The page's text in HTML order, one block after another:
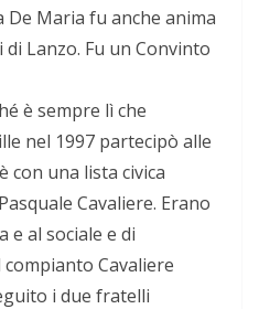
De Maria fu anche anima
Lanzo. Fu un Convinto
è sempre lì che
nel 1997 partecipò alle
con una lista civica
Cavaliere. Erano
e al sociale e di
Cavaliere
i due fratelli